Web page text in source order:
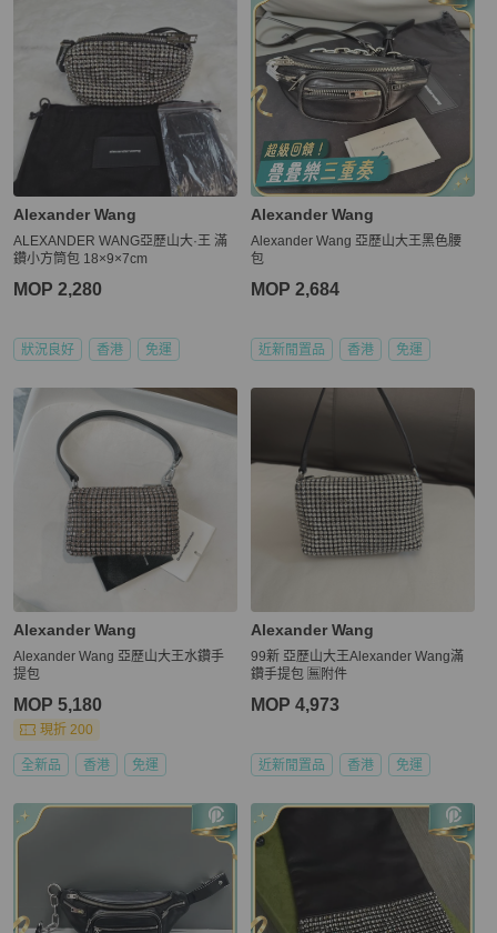
Alexander Wang
ALEXANDER WANG亞歷山大·王 滿
鑽小方筒包 18×9×7cm
MOP 2,280
狀況良好 香港 免運
Alexander Wang
Alexander Wang 亞歷山大王黑色腰
包
MOP 2,684
近新閒置品 香港 免運
Alexander Wang
Alexander Wang 亞歷山大王水鑽手
提包
MOP 5,180
現折 200
全新品 香港 免運
Alexander Wang
99新 亞歷山大王Alexander Wang滿
鑽手提包 🈚附件
MOP 4,973
近新閒置品 香港 免運